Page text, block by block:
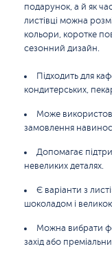
подарунок, а й як
листівці можна
кольори, коротке
сезонний дизайн.
Підходить для
кондитерських,
Може
замовлення
Допомагає
невеликих деталях.
Є варіанти з
шоколадом і
Можна вибрати
захід або